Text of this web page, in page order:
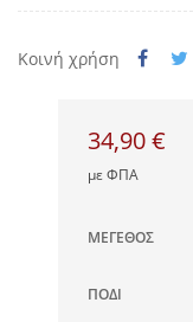
Κοινή χρήση
34,90 €
με ΦΠΑ
ΜΈΓΕΘΟΣ
ΠΌΔΙ